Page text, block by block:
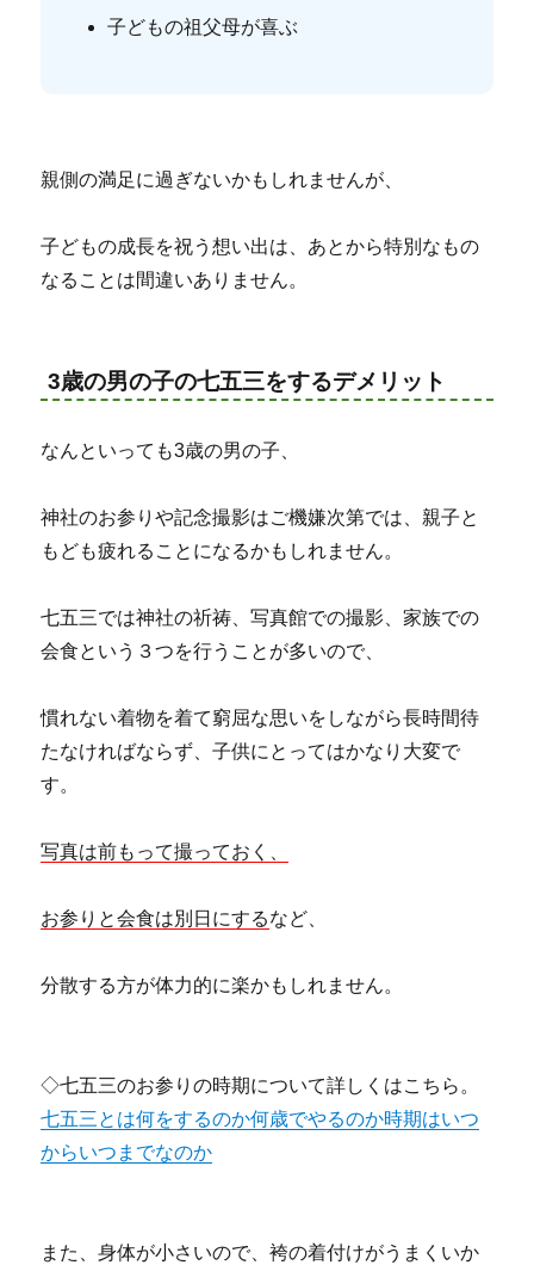
子どもの祖父母が喜ぶ
親側の満足に過ぎないかもしれませんが、
子どもの成長を祝う想い出は、あとから特別なもの
なることは間違いありません。
3歳の男の子の七五三をするデメリット
なんといっても3歳の男の子、
神社のお参りや記念撮影はご機嫌次第では、親子と
もども疲れることになるかもしれません。
七五三では神社の祈祷、写真館での撮影、家族での
会食という３つを行うことが多いので、
慣れない着物を着て窮屈な思いをしながら長時間待
たなければならず、子供にとってはかなり大変で
す。
写真は前もって撮っておく、
お参りと会食は別日にするなど、
分散する方が体力的に楽かもしれません。
◇七五三のお参りの時期について詳しくはこちら。
七五三とは何をするのか何歳でやるのか時期はいつ
からいつまでなのか
また、身体が小さいので、袴の着付けがうまくいか